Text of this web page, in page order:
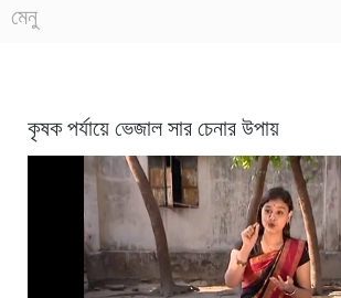
মেনু
কৃষক পর্যায়ে ভেজাল সার চেনার উপায়